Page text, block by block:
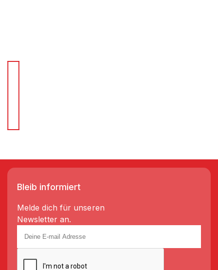
Bleib informiert
Melde dich für unseren
Newsletter an.